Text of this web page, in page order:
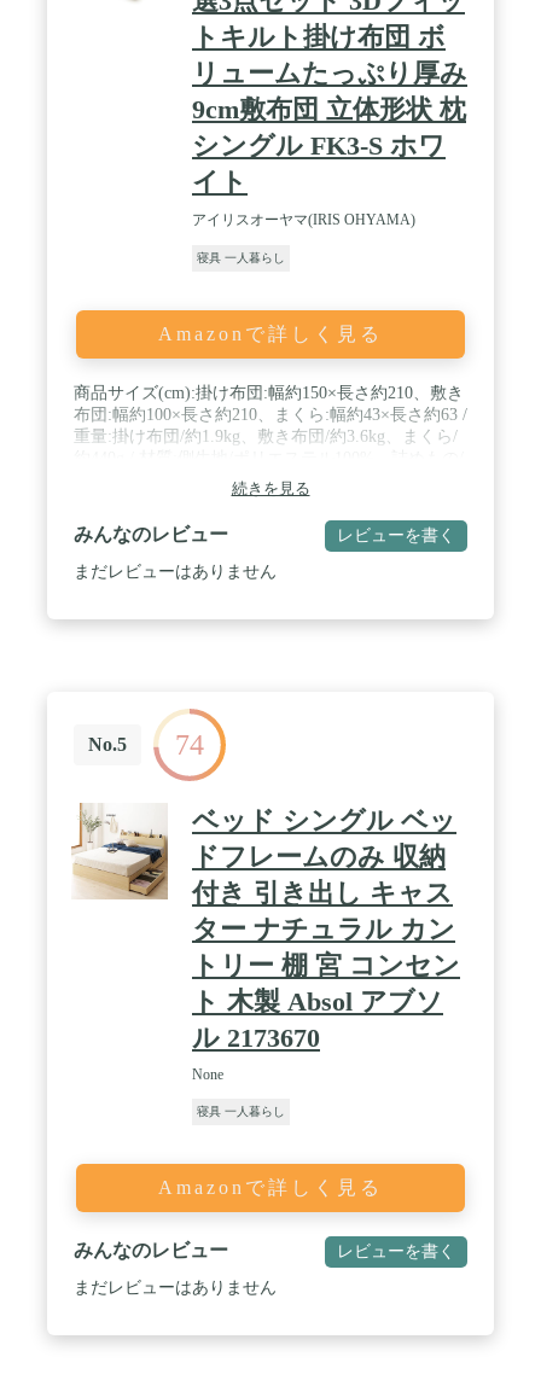
トキルト掛け布団 ボ
リュームたっぷり厚み
9cm敷布団 立体形状 枕
シングル FK3-S ホワ
イト
アイリスオーヤマ(IRIS OHYAMA)
寝具 一人暮らし
Amazonで詳しく見る
商品サイズ(cm):掛け布団:幅約150×長さ約210、敷き
布団:幅約100×長さ約210、まくら:幅約43×長さ約63 /
重量:掛け布団/約1.9kg、敷き布団/約3.6kg、まくら/
ポリエステル100% / 目付け:約82g/平方メートル / お
手入れ方法【敷き布団】・手洗い不可。・塩素系漂
白剤による漂白はできません。・アイロンがけはで
きません。・ドライクリーニング可。溶剤は石油系
のものを使用してください。【掛け布団、枕】・洗
布団／約3.6kg、まくら／約440g / 材質：側生地／ポ
リエステル100％、詰めもの／ポリエステル100％ /
目付け：約82g/平方メートル / お手入れ方法【敷き
布団】・手洗い不可。・塩素系漂白剤による漂白は
できません。・アイロンがけはできません。・ドラ
イクリーニング可。溶剤は石油系のものを使用して
ください。【掛け布団、枕】・洗濯不可。・塩素系
漂白剤による漂白はできません。・アイロンがけは
できません。・ドライクリーニング可。溶剤は石油
系のものを使用してください。・
続きを見る
みんなのレビュー レビューを書く
まだレビューはありません
No.5 74
ベッド シングル ベッ
ドフレームのみ 収納
付き 引き出し キャス
ター ナチュラル カン
トリー 棚 宮 コンセン
ト 木製 Absol アブソ
ル 2173670
None
寝具 一人暮らし
Amazonで詳しく見る
みんなのレビュー レビューを書く
まだレビューはありません